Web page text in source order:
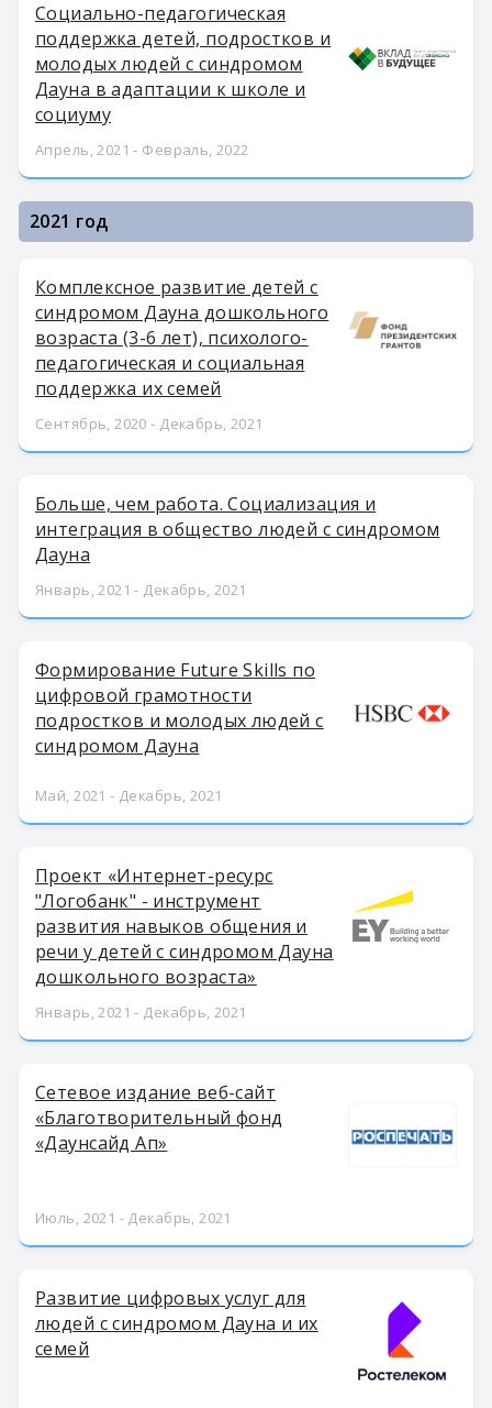
Социально-педагогическая
поддержка детей, подростков и
молодых людей с синдромом
Дауна в адаптации к школе и
социуму
Апрель, 2021 - Февраль, 2022
2021 год
Комплексное развитие детей с
синдромом Дауна дошкольного
возраста (3-6 лет), психолого-
педагогическая и социальная
поддержка их семей
Сентябрь, 2020 - Декабрь, 2021
Больше, чем работа. Социализация и
интеграция в общество людей с синдромом
Дауна
Январь, 2021 - Декабрь, 2021
Формирование Future Skills по
цифровой грамотности
подростков и молодых людей с
синдромом Дауна
Май, 2021 - Декабрь, 2021
Проект «Интернет-ресурс
"Логобанк" - инструмент
развития навыков общения и
речи у детей с синдромом Дауна
дошкольного возраста»
Январь, 2021 - Декабрь, 2021
Сетевое издание веб-сайт
«Благотворительный фонд
«Даунсайд Ап»
Июль, 2021 - Декабрь, 2021
Развитие цифровых услуг для
людей с синдромом Дауна и их
семей